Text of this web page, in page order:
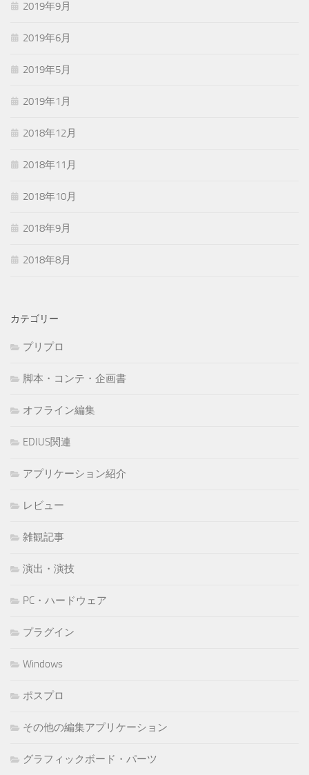
2019年9月
2019年6月
2019年5月
2019年1月
2018年12月
2018年11月
2018年10月
2018年9月
2018年8月
カテゴリー
プリプロ
脚本・コンテ・企画書
オフライン編集
EDIUS関連
アプリケーション紹介
レビュー
雑観記事
演出・演技
PC・ハードウェア
プラグイン
Windows
ポスプロ
その他の編集アプリケーション
グラフィックボード・パーツ